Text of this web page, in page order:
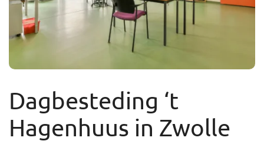
Dagbesteding ‘t
Hagenhuus in Zwolle